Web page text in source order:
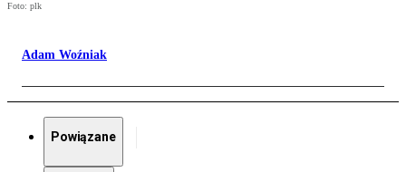
Foto: plk
Adam Woźniak
Powiązane